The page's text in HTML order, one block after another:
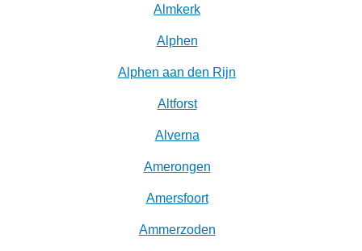
Almkerk
Alphen
Alphen aan den Rijn
Altforst
Alverna
Amerongen
Amersfoort
Ammerzoden